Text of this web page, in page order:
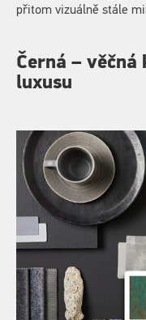
přitom vizuálně stále
Černá –
luxusu